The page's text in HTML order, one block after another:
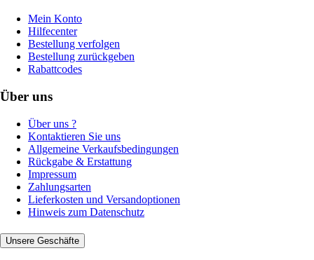
Mein Konto
Hilfecenter
Bestellung verfolgen
Bestellung zurückgeben
Rabattcodes
Über uns
Über uns ?
Kontaktieren Sie uns
Allgemeine Verkaufsbedingungen
Rückgabe & Erstattung
Impressum
Zahlungsarten
Lieferkosten und Versandoptionen
Hinweis zum Datenschutz
Unsere Geschäfte